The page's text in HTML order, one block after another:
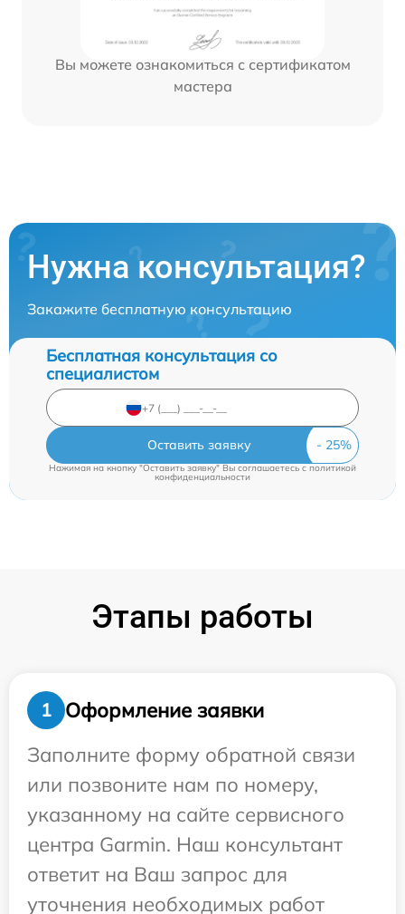
Вы можете ознакомиться с сертификатом
мастера
Нужна консультация?
Закажите бесплатную консультацию
Бесплатная консультация со
специалистом
Оставить заявку
Нажимая на кнопку "Оставить заявку" Вы соглашаетесь cполитикой
конфиденциальности
Этапы работы
1
Оформление заявки
Заполните форму обратной связи
или позвоните нам по номеру,
указанному на сайте сервисного
центра Garmin. Наш консультант
ответит на Ваш запрос для
уточнения необходимых работ